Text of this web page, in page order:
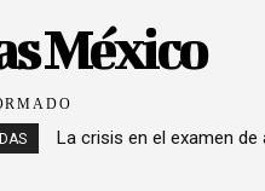
México
La crisis en el examen de